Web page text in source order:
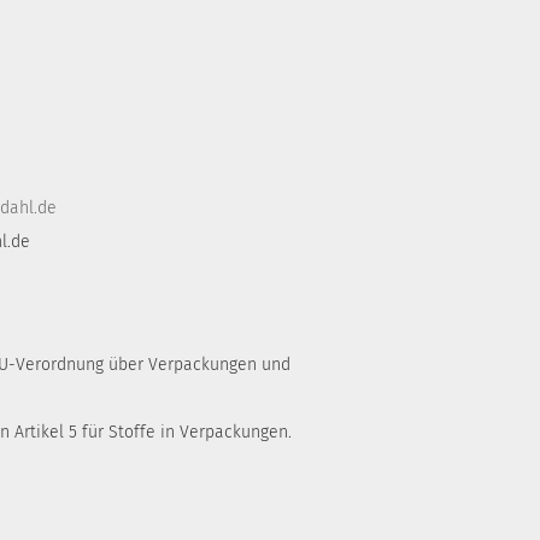
Verordnung über Verpackungen und
Artikel 5 für Stoffe in Verpackungen.